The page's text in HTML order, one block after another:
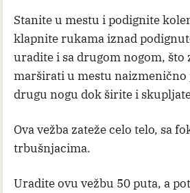
Stanite u mestu i podignite
klapnite rukama iznad
uradite i sa drugom nogom, što
marširati u mestu naizmenično
drugu nogu dok širite i
Ova vežba zateže celo telo, sa
trbušnjacima.
Uradite ovu vežbu 50 puta, a